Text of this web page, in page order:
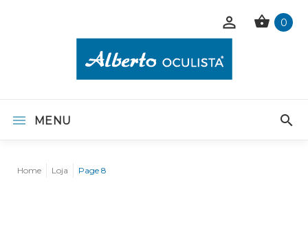
0
MENU
Home Loja Page 8